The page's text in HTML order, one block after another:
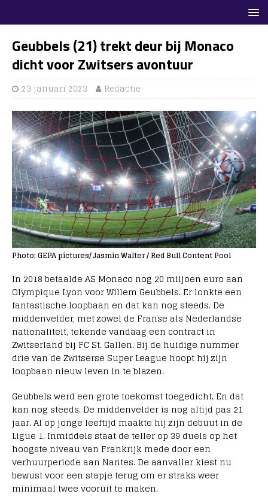
Geubbels (21) trekt deur bij Monaco
dicht voor Zwitsers avontuur
23 januari 2023 Redactie
Photo: GEPA pictures/ Jasmin Walter / Red Bull Content Pool
In 2018 betaalde AS Monaco nog 20 miljoen euro aan
Olympique Lyon voor Willem Geubbels. Er lonkte een
fantastische loopbaan en dat kan nog steeds. De
middenvelder, met zowel de Franse als Nederlandse
nationaliteit, tekende vandaag een contract in
Zwitserland bij FC St. Gallen. Bij de huidige nummer
drie van de Zwitserse Super League hoopt hij zijn
loopbaan nieuw leven in te blazen.
Geubbels werd een grote toekomst toegedicht. En dat
kan nog steeds. De middenvelder is nog altijd pas 21
jaar. Al op jonge leeftijd maakte hij zijn debuut in de
Ligue 1. Inmiddels staat de teller op 39 duels op het
hoogste niveau van Frankrijk mede door een
verhuurperiode aan Nantes. De aanvaller kiest nu
bewust voor een stapje terug om er straks weer
minimaal twee vooruit te maken.